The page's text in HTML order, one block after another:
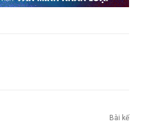
Bài kế